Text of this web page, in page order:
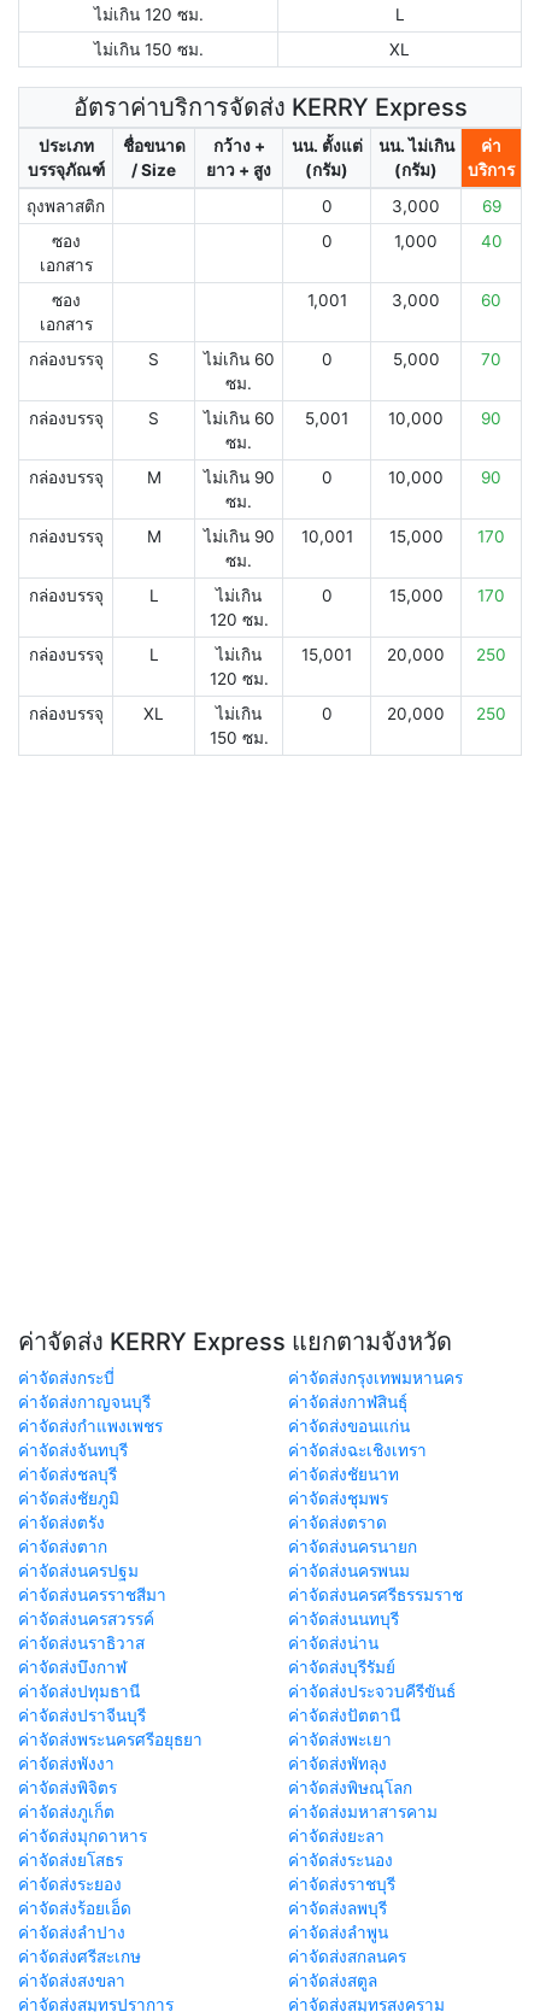
ไม่เกิน 120 ซม.
L
ไม่เกิน 150 ซม.
XL
อัตราค่าบริการจัดส่ง KERRY Express
ประเภท
บรรจุภัณฑ์
ชื่อขนาด
/ Size
กว้าง +
ยาว + สูง
นน. ตั้งแต่
(กรัม)
นน. ไม่เกิน
(กรัม)
ค่า
บริการ
ถุงพลาสติก
0 3,000
69
ซอง
เอกสาร
0 1,000 40
ซอง
เอกสาร
1,001 3,000 60
กล่องบรรจุ S
ไม่เกิน 60
ซม.
0 5,000 70
กล่องบรรจุ S
ไม่เกิน 60
ซม.
5,001 10,000 90
กล่องบรรจุ M
ไม่เกิน 90
ซม.
0 10,000 90
กล่องบรรจุ M
ไม่เกิน 90
ซม.
10,001 15,000 170
กล่องบรรจุ L
ไม่เกิน
120 ซม.
0 15,000 170
กล่องบรรจุ L
ไม่เกิน
120 ซม.
15,001 20,000 250
กล่องบรรจุ XL
ไม่เกิน
150 ซม.
0 20,000 250
ค่าจัดส่ง KERRY Express แยกตามจังหวัด
ค่าจัดส่งกระบี่
ค่าจัดส่งกรุงเทพมหานคร
ค่าจัดส่งกาญจนบุรี
ค่าจัดส่งกาฬสินธุ์
ค่าจัดส่งกำแพงเพชร
ค่าจัดส่งขอนแก่น
ค่าจัดส่งจันทบุรี
ค่าจัดส่งฉะเชิงเทรา
ค่าจัดส่งชลบุรี
ค่าจัดส่งชัยนาท
ค่าจัดส่งชัยภูมิ
ค่าจัดส่งชุมพร
ค่าจัดส่งตรัง
ค่าจัดส่งตราด
ค่าจัดส่งตาก
ค่าจัดส่งนครนายก
ค่าจัดส่งนครปฐม
ค่าจัดส่งนครพนม
ค่าจัดส่งนครราชสีมา
ค่าจัดส่งนครศรีธรรมราช
ค่าจัดส่งนครสวรรค์
ค่าจัดส่งนนทบุรี
ค่าจัดส่งนราธิวาส
ค่าจัดส่งน่าน
ค่าจัดส่งบึงกาฬ
ค่าจัดส่งบุรีรัมย์
ค่าจัดส่งปทุมธานี
ค่าจัดส่งประจวบคีรีขันธ์
ค่าจัดส่งปราจีนบุรี
ค่าจัดส่งปัตตานี
ค่าจัดส่งพระนครศรีอยุธยา
ค่าจัดส่งพะเยา
ค่าจัดส่งพังงา
ค่าจัดส่งพัทลุง
ค่าจัดส่งพิจิตร
ค่าจัดส่งพิษณุโลก
ค่าจัดส่งภูเก็ต
ค่าจัดส่งมหาสารคาม
ค่าจัดส่งมุกดาหาร
ค่าจัดส่งยะลา
ค่าจัดส่งยโสธร
ค่าจัดส่งระนอง
ค่าจัดส่งระยอง
ค่าจัดส่งราชบุรี
ค่าจัดส่งร้อยเอ็ด
ค่าจัดส่งลพบุรี
ค่าจัดส่งลำปาง
ค่าจัดส่งลำพูน
ค่าจัดส่งศรีสะเกษ
ค่าจัดส่งสกลนคร
ค่าจัดส่งสงขลา
ค่าจัดส่งสตูล
ค่าจัดส่งสมุทรปราการ
ค่าจัดส่งสมุทรสงคราม